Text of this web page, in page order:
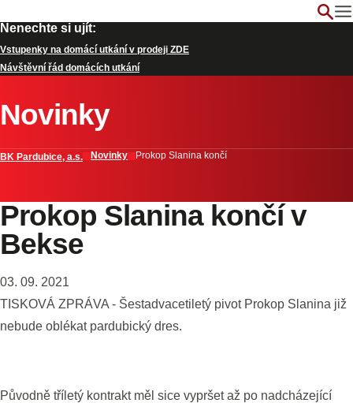
Nenechte si ujít:
Vstupenky na domácí utkání v prodeji ZDE
Návštěvní řád domácích utkání
Novinky
BK Pardubice, a.s. Novinky Prokop Slanina končí
Prokop Slanina končí v
Bekse
03. 09. 2021
TISKOVÁ ZPRÁVA - Šestadvacetiletý pivot Prokop Slanina již
nebude oblékat pardubický dres.
Původně tříletý kontrakt měl sice vypršet až po nadcházející